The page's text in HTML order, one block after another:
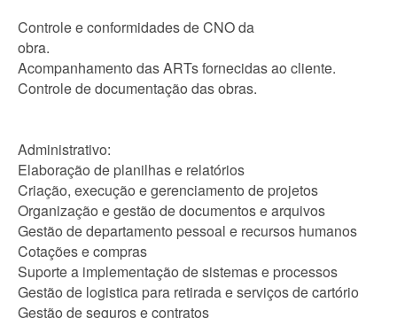
Controle e conformidades de CNO da
obra.
Acompanhamento das ARTs fornecidas ao cliente.
Controle de documentação das obras.
Administrativo:
Elaboração de planilhas e relatórios
Criação, execução e gerenciamento de projetos
Organização e gestão de documentos e arquivos
Gestão de departamento pessoal e recursos humanos
Cotações e compras
Suporte a implementação de sistemas e processos
Gestão de logistica para retirada e serviços de cartório
Gestão de seguros e contratos